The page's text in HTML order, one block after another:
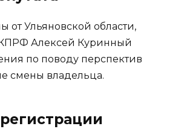
от Ульяновской области,
Алексей Куринный
по поводу перспектив
смены владельца.